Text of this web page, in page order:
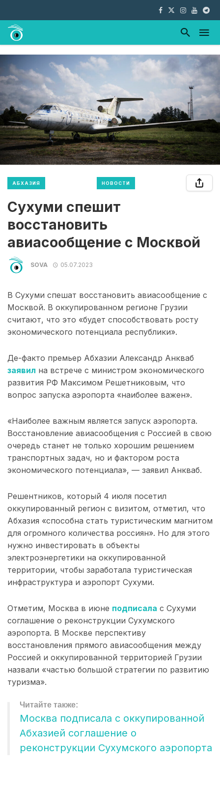
АБХАЗИЯ НОВОСТИ
Сухуми спешит
восстановить
авиасообщение с Москвой
SOVA 05.07.2023
В Сухуми спешат восстановить авиасообщение с
Москвой. В оккупированном регионе Грузии
считают, что это «будет способствовать росту
экономического потенциала республики».
Де-факто премьер Абхазии Александр Анкваб
заявил на встрече с министром экономического
развития РФ Максимом Решетниковым, что
вопрос запуска аэропорта «наиболее важен».
«Наиболее важным является запуск аэропорта.
Восстановление авиасообщения с Россией в свою
очередь станет не только хорошим решением
транспортных задач, но и фактором роста
экономического потенциала», — заявил Анкваб.
Решентников, который 4 июля посетил
оккупированный регион с визитом, отметил, что
Абхазия «способна стать туристическим магнитом
для огромного количества россиян». Но для этого
нужно инвестировать в объекты
электроэнергетики на оккупированной
территории, чтобы заработала туристическая
инфраструктура и аэропорт Сухуми.
Отметим, Москва в июне подписала с Сухуми
соглашение о реконструкции Сухумского
аэропорта. В Москве перспективу
восстановления прямого авиасообщения между
Россией и оккупированной территорией Грузии
назвали «частью большой стратегии по развитию
туризма».
Москва подписала с оккупированной
Абхазией соглашение о
реконструкции Сухумского аэропорта